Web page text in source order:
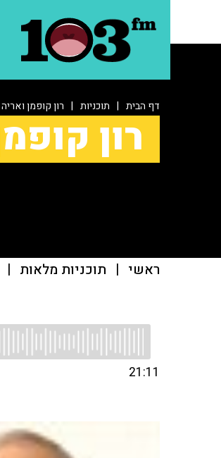
דף הבית | תוכניות | רון קופמן
רון
ראשי | תוכניות מלאות |
21:11